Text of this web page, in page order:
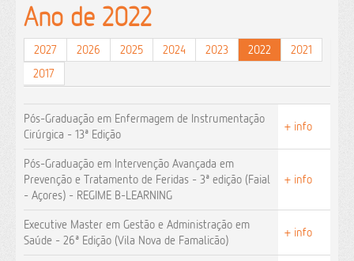
Ano de 2022
2027 2026 2025 2024 2023 2022
2021
2017
Pós-Graduação em Enfermagem de Instrumentação
Cirúrgica - 13ª Edição
+ info
Pós-Graduação em Intervenção Avançada em
Prevenção e Tratamento de Feridas - 3ª edição (Faial
- Açores) - REGIME B-LEARNING
+ info
Executive Master em Gestão e Administração em
Saúde - 26ª Edição (Vila Nova de Famalicão)
+ info